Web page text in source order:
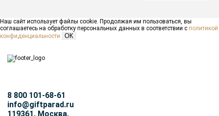
Наш сайт использует файлы cookie. Продолжая им пользоваться, вы
соглашаетесь на обработку персональных данных в соответствии с политикой
конфиденциальности
ОК
8 800 101-68-61
info@giftparad.ru
119361, Москва,